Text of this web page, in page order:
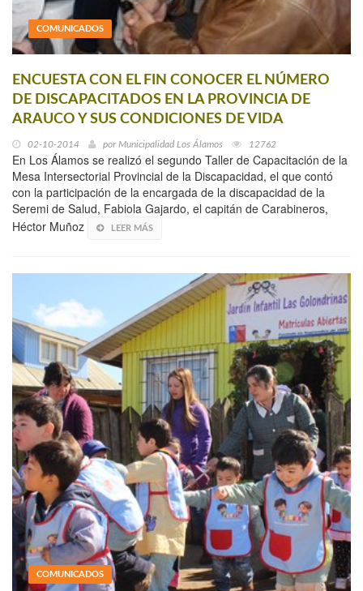
COMUNICADOS
ENCUESTA CON EL FIN CONOCER EL NÚMERO
DE DISCAPACITADOS EN LA PROVINCIA DE
ARAUCO Y SUS CONDICIONES DE VIDA
02-10-2014 por Municipalidad Los Álamos 12762
En Los Álamos se realizó el segundo Taller de Capacitación de la
Mesa Intersectorial Provincial de la Discapacidad, el que contó
con la participación de la encargada de la discapacidad de la
Seremi de Salud, Fabiola Gajardo, el capitán de Carabineros,
Héctor Muñoz
LEER MÁS
COMUNICADOS